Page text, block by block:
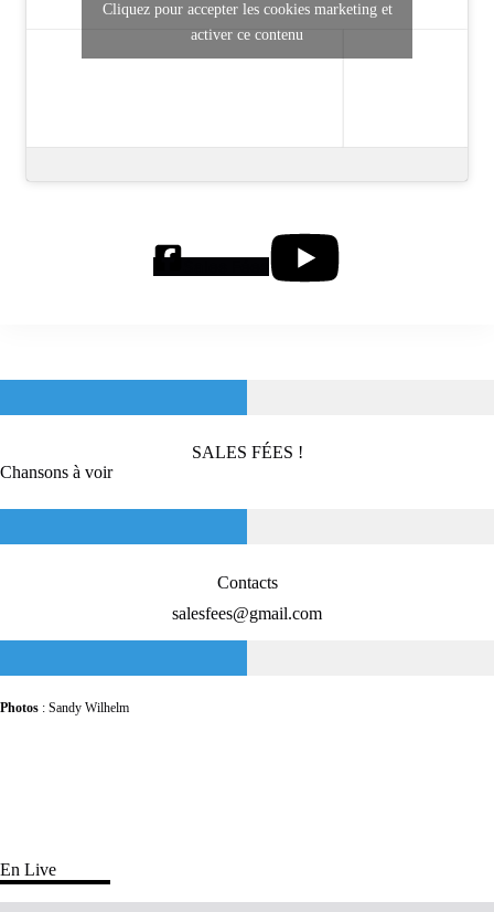
Cliquez pour accepter les cookies marketing et
activer ce contenu
SALES FÉES !
Chansons à voir
Contacts
salesfees@gmail.com
Photos : Sandy Wilhelm
En Live